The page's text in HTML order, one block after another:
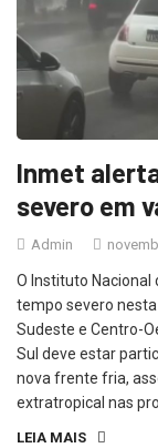
Inmet
severo em
Admin
O Instituto
tempo severo
Sudeste e Centro-
Sul deve estar
nova frente fria,
extratropical nas
LEIA MAIS